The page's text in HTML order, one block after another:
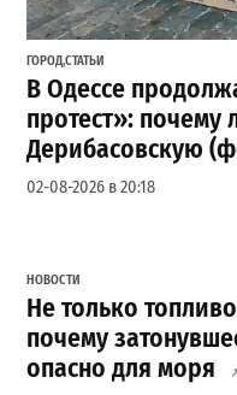
ГОРОД,СТАТЬИ
В Одессе
протест»:
Дерибасовскую
02-08-2026 в 20:18
НОВОСТИ
Не только
почему
опасно для моря